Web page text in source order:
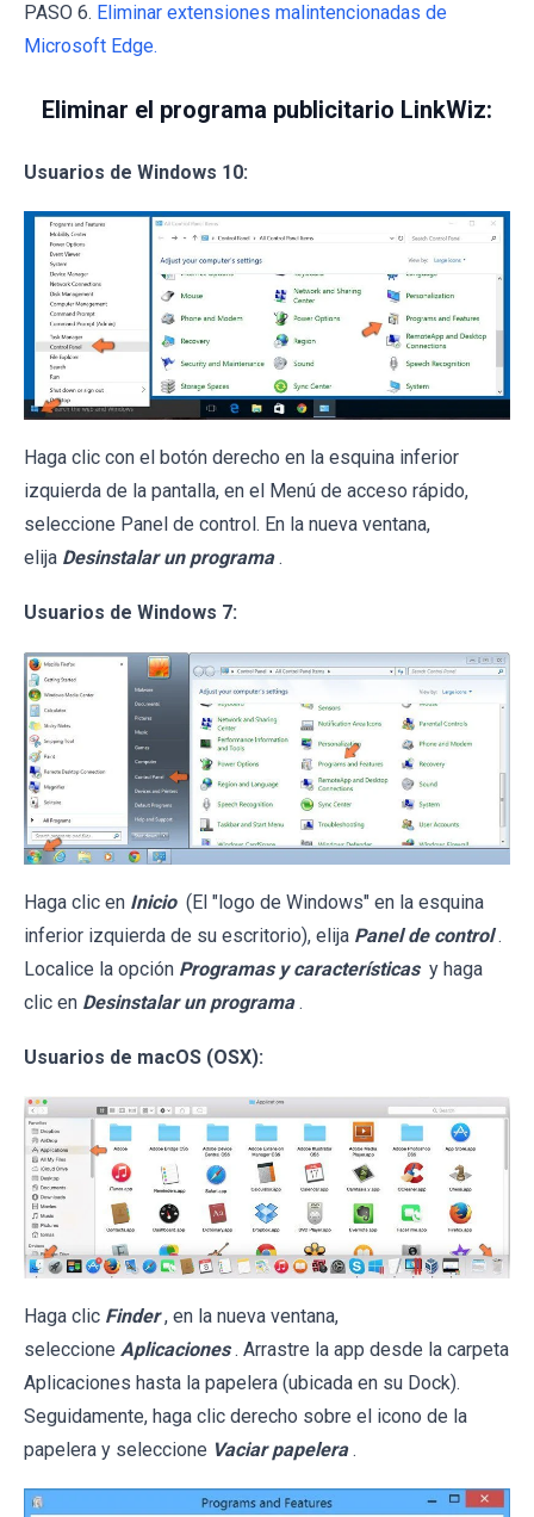
PASO 6. Eliminar extensiones malintencionadas de
Microsoft Edge.
Eliminar el programa publicitario LinkWiz:
Usuarios de Windows 10:
Haga clic con el botón derecho en la esquina inferior
izquierda de la pantalla, en el Menú de acceso rápido,
seleccione Panel de control. En la nueva ventana,
elija Desinstalar un programa .
Usuarios de Windows 7:
Haga clic en Inicio (El "logo de Windows" en la esquina
inferior izquierda de su escritorio), elija Panel de control .
Localice la opción Programas y características y haga
clic en Desinstalar un programa .
Usuarios de macOS (OSX):
Haga clic Finder , en la nueva ventana,
seleccione Aplicaciones . Arrastre la app desde la carpeta
Aplicaciones hasta la papelera (ubicada en su Dock).
Seguidamente, haga clic derecho sobre el icono de la
papelera y seleccione Vaciar papelera .